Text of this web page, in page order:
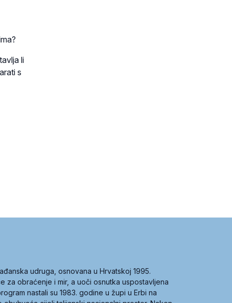
li
s
udruga, osnovana u Hrvatskoj 1995.
za obraćenje i mir, a uoči osnutka uspostavljena
nastali su 1983. godine u župi u Erbi na